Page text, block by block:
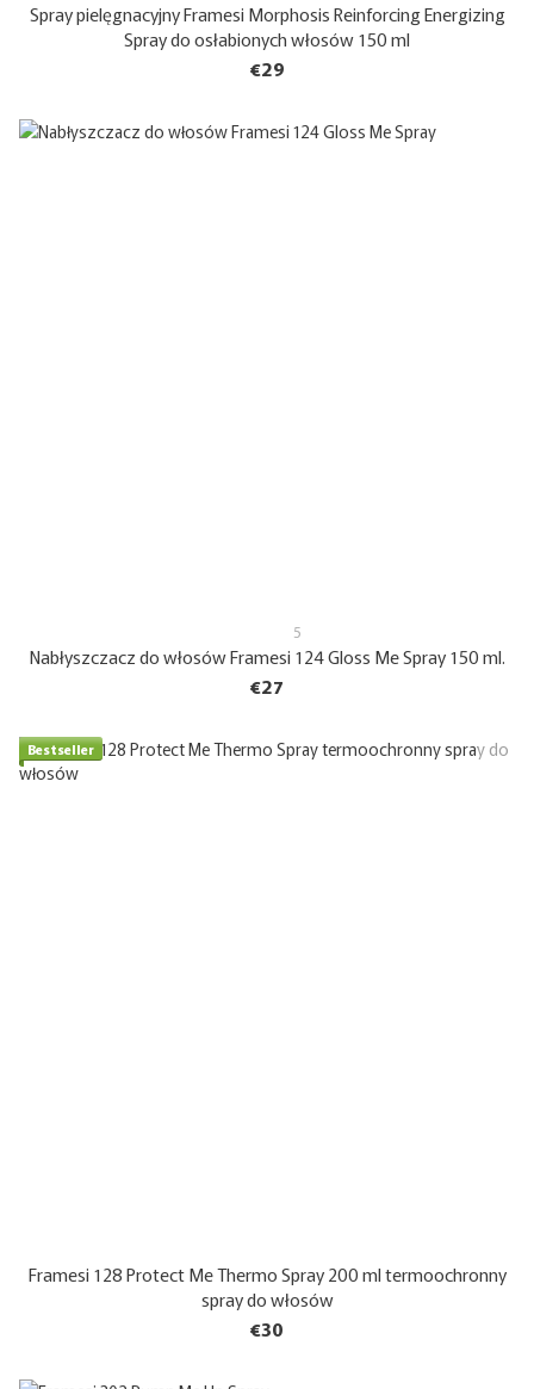
Spray pielęgnacyjny Framesi Morphosis Reinforcing Energizing
Spray do osłabionych włosów 150 ml
€29
5
Nabłyszczacz do włosów Framesi 124 Gloss Me Spray 150 ml.
€27
Bestseller
Framesi 128 Protect Me Thermo Spray 200 ml termoochronny
spray do włosów
€30